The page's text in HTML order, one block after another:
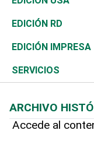
Ocenanía
Caribe
Resto del mundo
Telecom.
Global y variable
Economía personal
Sociales
Novedades
Podcast Arte Libre
Hablando con el
Tenis
Olimpismo
Más deportes
El Espía
Noticiero Poteleche
Columnistas
Más firmas
Historia
Martes de
Cambio climático
Revista
Deportes
Opinión
Hecho en casa
EDICIÓN RD
EDICIÓN IMPRESA
SERVICIOS
Cumpleaños
ARCHIVO
Accede al